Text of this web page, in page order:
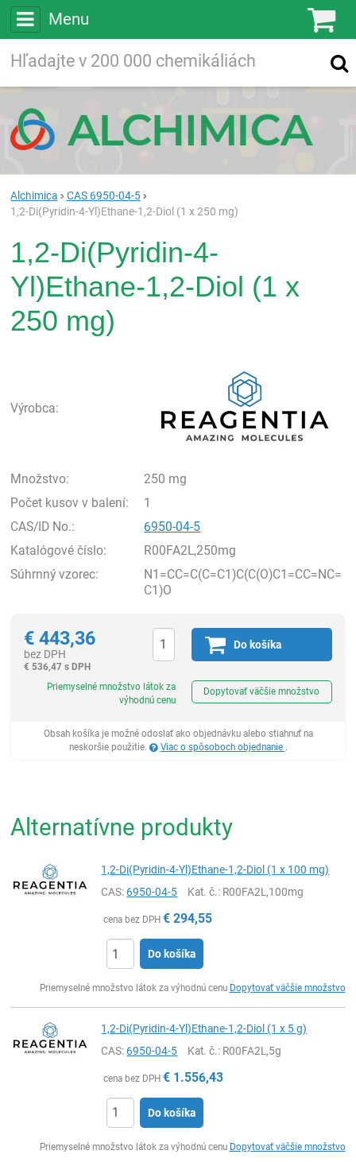
Menu
Vyhľadávanie
Alchimica
CAS 6950-04-5
1,2-Di(Pyridin-4-Yl)Ethane-1,2-Diol (1 x 250 mg)
1,2-Di(Pyridin-4-
Yl)Ethane-1,2-Diol (1 x
250 mg)
Výrobca:
Množstvo:
250 mg
Počet kusov v balení:
1
CAS/ID No.:
6950-04-5
Katalógové číslo:
R00FA2L,250mg
Súhrnný vzorec:
N1=CC=C(C=C1)C(C(O)C1=CC=NC=
C1)O
€ 443,36
bez DPH
€ 536,47 s DPH
Do košíka
Priemyselné množstvo látok za
výhodnú cenu
Dopytovať väčšie množstvo
Obsah košíka je možné odoslať ako objednávku alebo stiahnuť na
neskoršie použitie.
Viac o spôsoboch objednanie .
Alternatívne produkty
1,2-Di(Pyridin-4-Yl)Ethane-1,2-Diol (1 x 100 mg)
CAS:6950-04-5 Kat. č.: R00FA2L,100mg
cena bez DPH € 294,55
Do košíka
Priemyselné množstvo látok za výhodnú cenu Dopytovať väčšie množstvo
1,2-Di(Pyridin-4-Yl)Ethane-1,2-Diol (1 x 5 g)
CAS:6950-04-5 Kat. č.: R00FA2L,5g
cena bez DPH € 1.556,43
Do košíka
Priemyselné množstvo látok za výhodnú cenu Dopytovať väčšie množstvo